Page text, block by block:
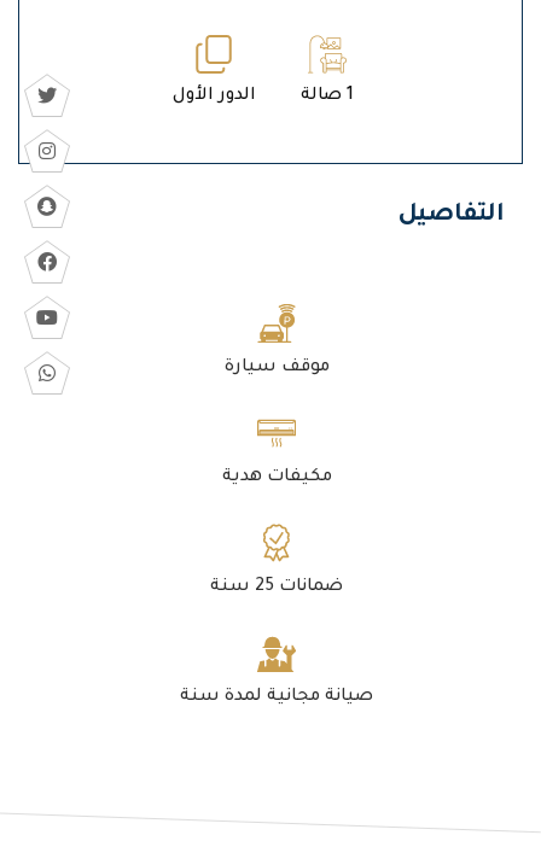
1 صالة الدور الأول
التفاصيل
موقف سيارة
مكيفات هدية
ضمانات 25 سنة
صيانة مجانية لمدة سنة